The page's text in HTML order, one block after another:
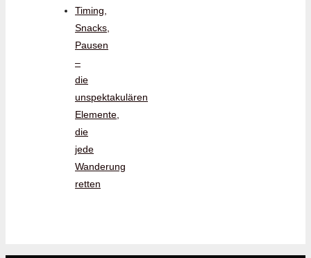
Timing,
Snacks,
Pausen
–
die
unspektakulären
Elemente,
die
jede
Wanderung
retten